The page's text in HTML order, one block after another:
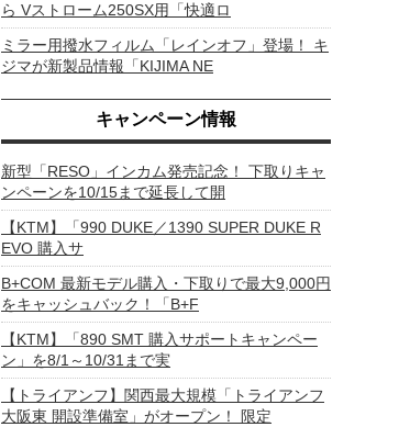
ら Vストローム250SX用「快適ロ
ミラー用撥水フィルム「レインオフ」登場！ キ
ジマが新製品情報「KIJIMA NE
キャンペーン情報
新型「RESO」インカム発売記念！ 下取りキャ
ンペーンを10/15まで延長して開
【KTM】「990 DUKE／1390 SUPER DUKE R
EVO 購入サ
B+COM 最新モデル購入・下取りで最大9,000円
をキャッシュバック！「B+F
【KTM】「890 SMT 購入サポートキャンペー
ン」を8/1～10/31まで実
【トライアンフ】関西最大規模「トライアンフ
大阪東 開設準備室」がオープン！ 限定